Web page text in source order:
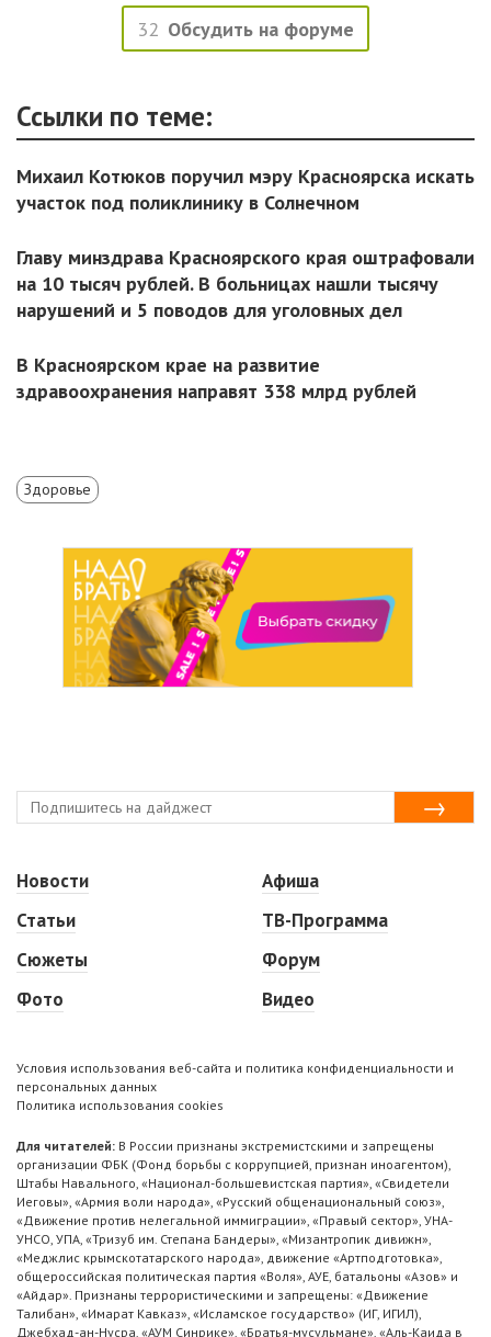
32 Обсудить на форуме
Ссылки по теме:
Михаил Котюков поручил мэру Красноярска искать
участок под поликлинику в Солнечном
Главу минздрава Красноярского края оштрафовали
на 10 тысяч рублей. В больницах нашли тысячу
нарушений и 5 поводов для уголовных дел
В Красноярском крае на развитие
здравоохранения направят 338 млрд рублей
Здоровье
Новости
Статьи
Сюжеты
Фото
Афиша
ТВ-Программа
Форум
Видео
Условия использования веб-сайта и политика конфиденциальности и
персональных данных
Политика использования cookies
Для читателей: В России признаны экстремистскими и запрещены
организации ФБК (Фонд борьбы с коррупцией, признан иноагентом),
Штабы Навального, «Национал-большевистская партия», «Свидетели
Иеговы», «Армия воли народа», «Русский общенациональный союз»,
«Движение против нелегальной иммиграции», «Правый сектор», УНА-
УНСО, УПА, «Тризуб им. Степана Бандеры», «Мизантропик дивижн»,
«Меджлис крымскотатарского народа», движение «Артподготовка»,
общероссийская политическая партия «Воля», АУЕ, батальоны «Азов» и
«Айдар». Признаны террористическими и запрещены: «Движение
Талибан», «Имарат Кавказ», «Исламское государство» (ИГ, ИГИЛ),
Джебхад-ан-Нусра, «АУМ Синрике», «Братья-мусульмане», «Аль-Каида в